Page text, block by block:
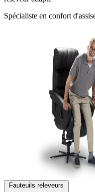
Spécialiste en confort
Fauteuils releveurs